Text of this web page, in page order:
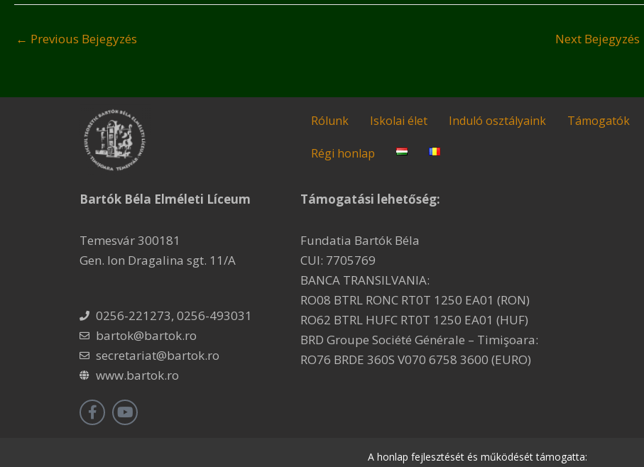
← Previous Bejegyzés Next Bejegyzés
Bartók Béla Elméleti Líceum
Temesvár 300181
Gen. Ion Dragalina sgt. 11/A
0256-221273, 0256-493031
bartok@bartok.ro
secretariat@bartok.ro
www.bartok.ro
Rólunk Iskolai élet Induló osztályaink Támogatók
Régi honlap
Támogatási lehetőség:
Fundatia Bartók Béla
CUI: 7705769
BANCA TRANSILVANIA:
RO08 BTRL RONC RT0T 1250 EA01 (RON)
RO62 BTRL HUFC RT0T 1250 EA01 (HUF)
BRD Groupe Société Générale – Timişoara:
RO76 BRDE 360S V070 6758 3600 (EURO)
A honlap fejlesztését és működését támogatta: